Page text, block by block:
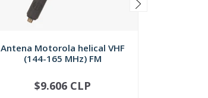
Antena Motorola helical VHF
(144-165 MHz) FM
+
$9.606 CLP